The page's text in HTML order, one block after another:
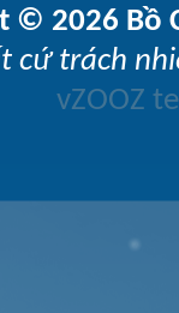
© 2026 Bồ
cứ trách
vZOOZ